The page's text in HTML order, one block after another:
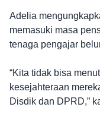
Adelia
memasuki masa
tenaga pengajar
“Kita tidak bisa
kesejahteraan
Disdik dan DPRD,”